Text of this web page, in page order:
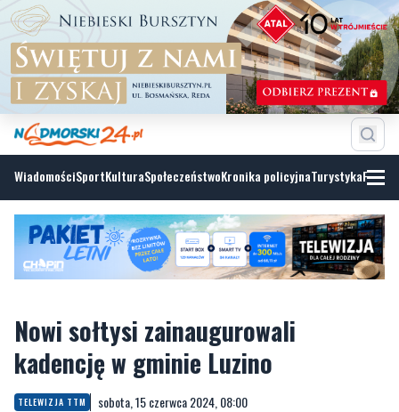
WiadomościSportKulturaSpołeczeństwoKronika policyjnaTurystyka
Nowi sołtysi zainaugurowali
kadencję w gminie Luzino
TELEWIZJA TTM sobota, 15 czerwca 2024, 08:00